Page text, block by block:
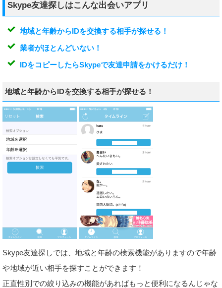
Skype友達探しはこんな出会いアプリ
地域と年齢からIDを交換する相手が探せる！
業者がほとんどいない！
IDをコピーしたらSkypeで友達申請をかけるだけ！
地域と年齢からIDを交換する相手が探せる！
Skype友達探しでは、地域と年齢の検索機能がありますので年齢
や地域が近い相手を探すことができます！
正直性別での絞り込みの機能があればもっと便利になるんじゃな